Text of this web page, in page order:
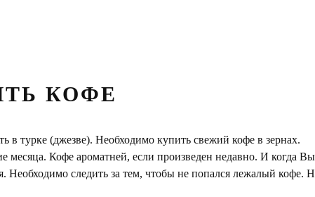
КОФЕ
в турке (джезве). Необходимо купить свежий кофе в зернах.
месяца. Кофе ароматней, если произведен недавно. И когда Вы
Необходимо следить за тем, чтобы не попался лежалый кофе.